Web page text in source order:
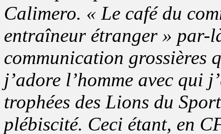
Calimero. « Le café du
entraîneur étranger » par-
communication grossières
j’adore l’homme avec qui
trophées des Lions du
plébiscité. Ceci étant, en